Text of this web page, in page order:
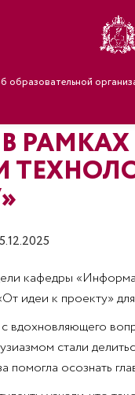
образовательной
В
кафедры
идеи к проекту»
вдохновляющего
стали
помогла осознать